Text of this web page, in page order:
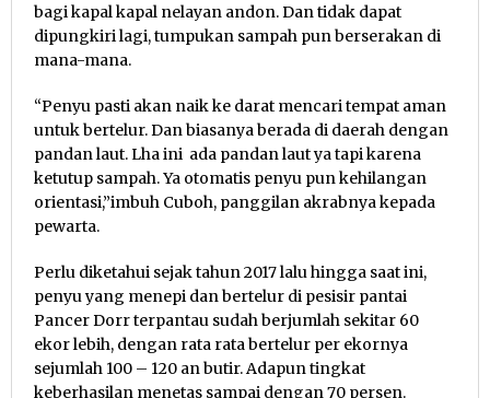
bagi kapal kapal nelayan andon. Dan tidak dapat
dipungkiri lagi, tumpukan sampah pun berserakan di
mana-mana.
“Penyu pasti akan naik ke darat mencari tempat aman
untuk bertelur. Dan biasanya berada di daerah dengan
pandan laut. Lha ini ada pandan laut ya tapi karena
ketutup sampah. Ya otomatis penyu pun kehilangan
orientasi,”imbuh Cuboh, panggilan akrabnya kepada
pewarta.
Perlu diketahui sejak tahun 2017 lalu hingga saat ini,
penyu yang menepi dan bertelur di pesisir pantai
Pancer Dorr terpantau sudah berjumlah sekitar 60
ekor lebih, dengan rata rata bertelur per ekornya
sejumlah 100 – 120 an butir. Adapun tingkat
keberhasilan menetas sampai dengan 70 persen.